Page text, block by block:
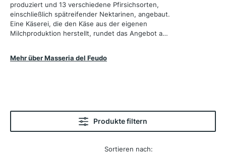
produziert und 13 verschiedene Pfirsichsorten,
einschließlich spätreifender Nektarinen, angebaut.
Eine Käserei, die den Käse aus der eigenen
Milchproduktion herstellt, rundet das Angebot ab.
gewonnen wird. Das Weingut ist seit einigen
Mehr über Masseria del Feudo
Produkte filtern
Sortieren nach: